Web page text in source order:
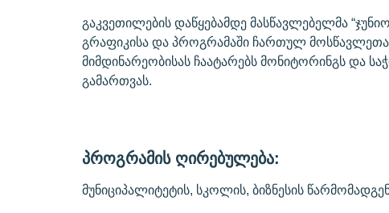
გაკვეთილების დაწყებამდე მასწავლებელმა
გრაფიკისა და პროგრამაში ჩართულ მოსწავლეთა
მიმდინარეობისას ჩაატარებს მონიტორინგს და
გამართვას.
პროგრამის ღირებულება:
მუნიციპალიტეტის, სკოლის, ბიზნესის